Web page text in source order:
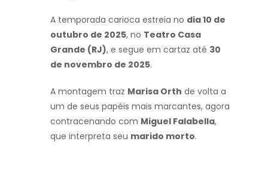
A temporada carioca estreia no dia 10 de
outubro de 2025, no Teatro Casa
Grande (RJ), e segue em cartaz até 30
de novembro de 2025.
A montagem traz Marisa Orth de volta a
um de seus papéis mais marcantes, agora
contracenando com Miguel Falabella,
que interpreta seu marido morto.